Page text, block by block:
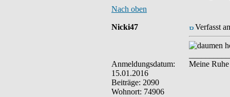
Nach oben
Nicki47
Anmeldungsdatum:
15.01.2016
Beiträge: 2090
Wohnort: 74906
Verfasst
Meine